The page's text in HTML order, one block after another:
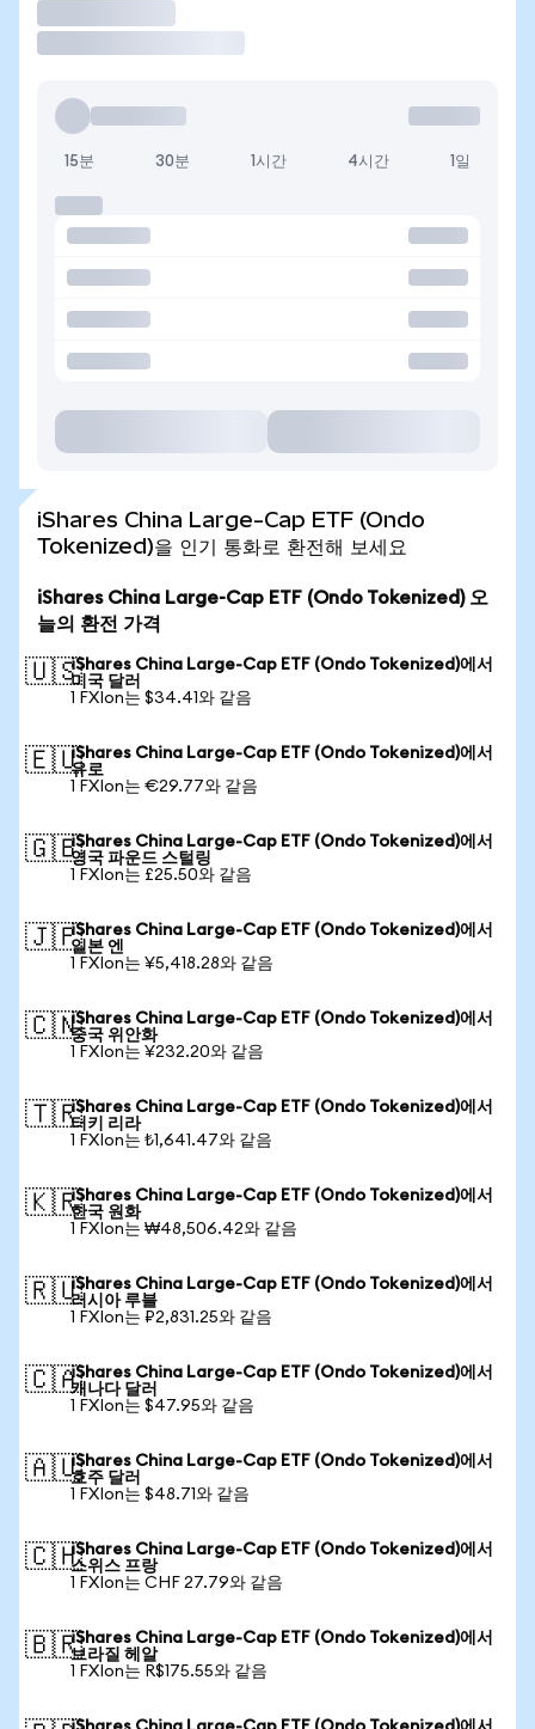
15분 30분 1시간 4시간 1일
iShares China Large-Cap ETF (Ondo
Tokenized)을 인기 통화로 환전해 보세요
iShares China Large-Cap ETF (Ondo Tokenized) 오
늘의 환전 가격
🇺🇸iShares China Large-Cap ETF (Ondo Tokenized)에서
미국 달러
1 FXIon는 $34.41와 같음
🇪🇺iShares China Large-Cap ETF (Ondo Tokenized)에서
유로
1 FXIon는 €29.77와 같음
🇬🇧iShares China Large-Cap ETF (Ondo Tokenized)에서
영국 파운드 스털링
1 FXIon는 £25.50와 같음
🇯🇵iShares China Large-Cap ETF (Ondo Tokenized)에서
일본 엔
1 FXIon는 ¥5,418.28와 같음
🇨🇳iShares China Large-Cap ETF (Ondo Tokenized)에서
중국 위안화
1 FXIon는 ¥232.20와 같음
🇹🇷iShares China Large-Cap ETF (Ondo Tokenized)에서
터키 리라
1 FXIon는 ₺1,641.47와 같음
🇰🇷iShares China Large-Cap ETF (Ondo Tokenized)에서
한국 원화
1 FXIon는 ₩48,506.42와 같음
🇷🇺iShares China Large-Cap ETF (Ondo Tokenized)에서
러시아 루블
1 FXIon는 ₽2,831.25와 같음
🇨🇦iShares China Large-Cap ETF (Ondo Tokenized)에서
캐나다 달러
1 FXIon는 $47.95와 같음
🇦🇺iShares China Large-Cap ETF (Ondo Tokenized)에서
호주 달러
1 FXIon는 $48.71와 같음
🇨🇭iShares China Large-Cap ETF (Ondo Tokenized)에서
스위스 프랑
1 FXIon는 CHF 27.79와 같음
🇧🇷iShares China Large-Cap ETF (Ondo Tokenized)에서
브라질 헤알
1 FXIon는 R$175.55와 같음